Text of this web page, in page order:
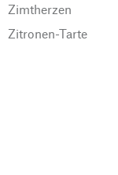
Zimtherzen
Zitronen-Tarte